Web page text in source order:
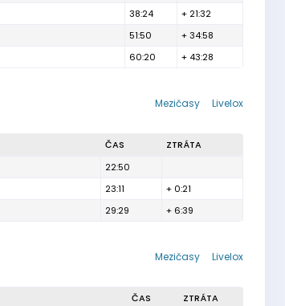
38:24
+ 21:32
51:50
+ 34:58
60:20 + 43:28
Livelox
Mezičasy
ČAS
ZTRÁTA
22:50
23:11
+ 0:21
29:29 + 6:39
Livelox
Mezičasy
ČAS
ZTRÁTA